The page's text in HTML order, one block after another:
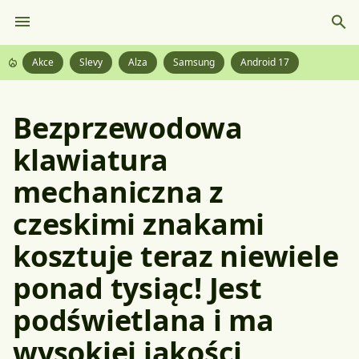
Akce Slevy Alza Samsung Android 17
Bezprzewodowa
klawiatura
mechaniczna z
czeskimi znakami
kosztuje teraz niewiele
ponad tysiąc! Jest
podświetlana i ma